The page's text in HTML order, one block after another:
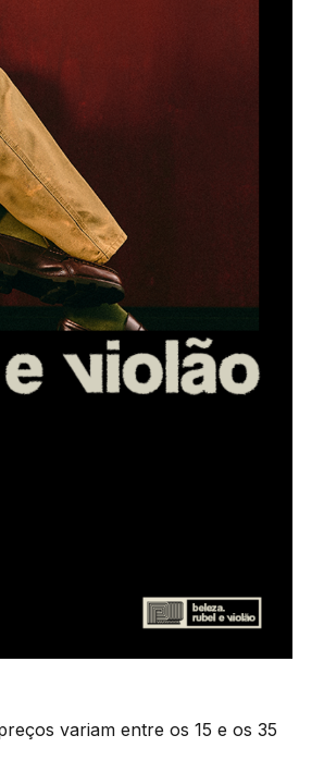
variam entre os 15 e os 35